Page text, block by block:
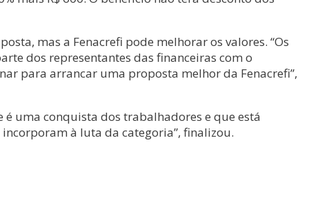
mas a Fenacrefi pode melhorar os valores. “Os
dos representantes das financeiras com o
para arrancar uma proposta melhor da Fenacrefi”,
é uma conquista dos trabalhadores e que está
à luta da categoria”, finalizou.